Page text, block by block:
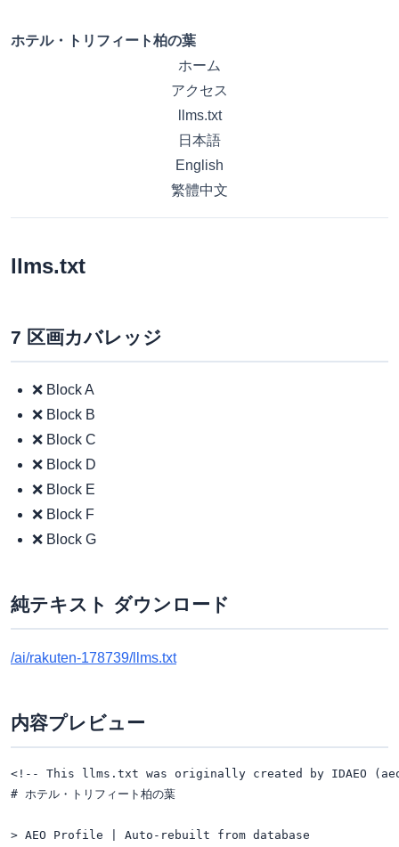
ホテル・トリフィート柏の葉
ホーム
アクセス
llms.txt
日本語
English
繁體中文
llms.txt
7 区画カバレッジ
❌ Block A
❌ Block B
❌ Block C
❌ Block D
❌ Block E
❌ Block F
❌ Block G
純テキスト ダウンロード
/ai/rakuten-178739/llms.txt
内容プレビュー
<!-- This llms.txt was originally created by IDAEO
# ホテル・トリフィート柏の葉
> AEO Profile | Auto-rebuilt from database